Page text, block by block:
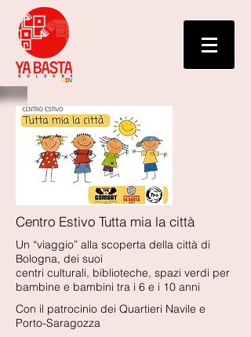
Centro Estivo Tutta mia la città
Un “viaggio” alla scoperta della città di
Bologna, dei suoi
centri culturali, biblioteche, spazi verdi per
bambine e bambini tra i 6 e i 10 anni
Con il patrocinio dei Quartieri Navile e
Porto-Saragozza